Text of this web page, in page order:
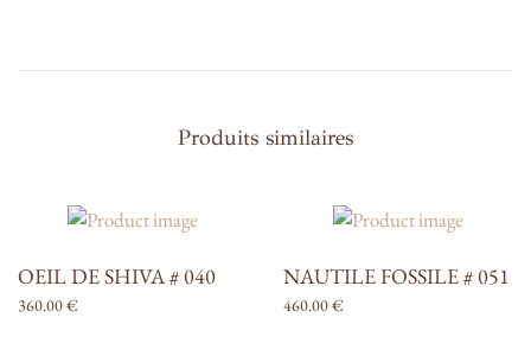
Produits similaires
OEIL DE SHIVA # 040
360.00€
NAUTILE FOSSILE # 051
460.00€